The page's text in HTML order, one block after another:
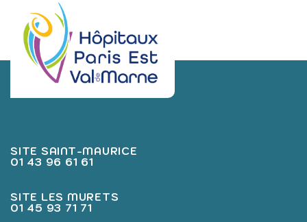
SITE SAINT-MAURICE
01 43 96 61 61
SITE LES MURETS
01 45 93 71 71